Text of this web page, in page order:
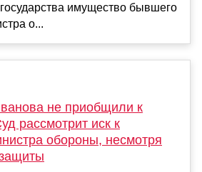
имущество бывшего
о...
не приобщили к
рассмотрит иск к
обороны, несмотря